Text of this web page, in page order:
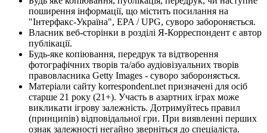
поширення інформації, що містить посилання на
"Інтерфакс-Україна", EPA / UPG, суворо забороняється.
Власник веб-сторінки в розділі Я-Корреспондент є автор
публікації.
Будь-яке копіювання, передрук та відтворення
фотографічних творів та/або аудіовізуальних творів
правовласника Getty Images - суворо забороняється.
Матеріали сайту korrespondent.net призначені для осіб
старше 21 року (21+). Участь в азартних іграх може
викликати ігрову залежність. Дотримуйтесь правил
(принципів) відповідальної гри. При виявленні перших
ознак залежності негайно зверніться до спеціаліста.